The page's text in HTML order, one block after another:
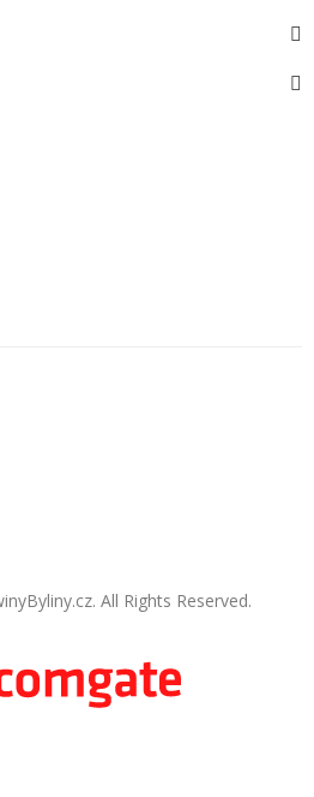
All Rights Reserved.